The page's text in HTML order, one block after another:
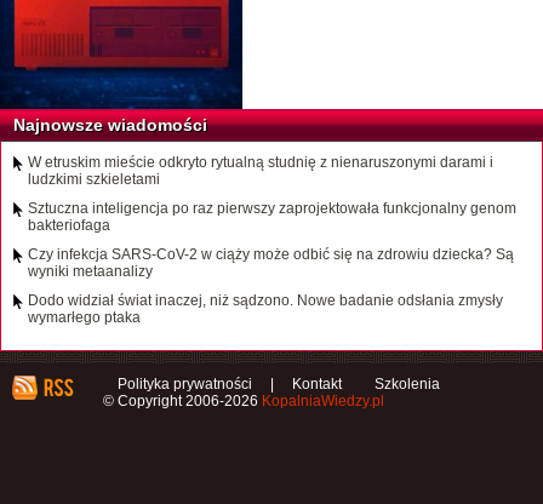
Najnowsze wiadomości
W etruskim mieście odkryto rytualną studnię z nienaruszonymi darami i
ludzkimi szkieletami
Sztuczna inteligencja po raz pierwszy zaprojektowała funkcjonalny genom
bakteriofaga
Czy infekcja SARS-CoV-2 w ciąży może odbić się na zdrowiu dziecka? Są
wyniki metaanalizy
Dodo widział świat inaczej, niż sądzono. Nowe badanie odsłania zmysły
wymarłego ptaka
Polityka prywatności Kontakt
Szkolenia
© Copyright 2006-2026 KopalniaWiedzy.pl